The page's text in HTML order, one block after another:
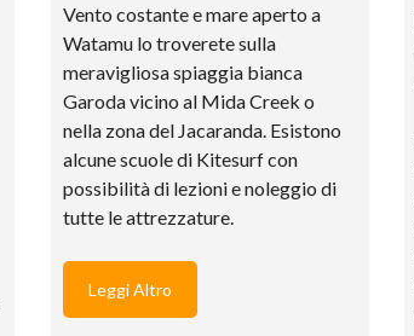
Vento costante e mare aperto a
Watamu lo troverete sulla
meravigliosa spiaggia bianca
Garoda vicino al Mida Creek o
nella zona del Jacaranda. Esistono
alcune scuole di Kitesurf con
possibilità di lezioni e noleggio di
tutte le attrezzature.
Leggi Altro